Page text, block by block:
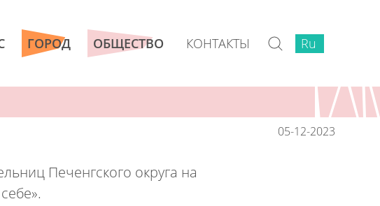
ГОРОД ОБЩЕСТВО КОНТАКТЫ Ru
Ru
05-12-2023
Печенгского округа на